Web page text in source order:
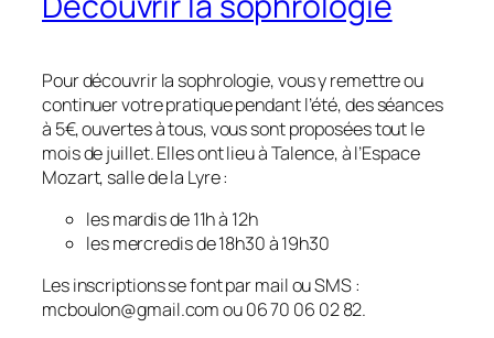
Pour découvrir la sophrologie, vous y remettre ou
continuer votre pratique pendant l’été, des séances
à 5€, ouvertes à tous, vous sont proposées tout le
mois de juillet. Elles ont lieu à Talence, à l’Espace
Mozart, salle de la Lyre :
les mardis de 11h à 12h
les mercredis de 18h30 à 19h30
Les inscriptions se font par mail ou SMS :
mcboulon@gmail.com ou 06 70 06 02 82.